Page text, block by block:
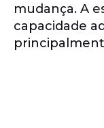
mudança. A
capacidade